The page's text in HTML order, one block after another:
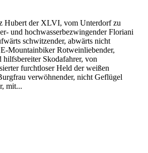
Hubert der XLVI, vom Unterdorf zu
und hochwasserbezwingender Floriani
schwitzender, abwärts nicht
Mountainbiker Rotweinliebender,
hilfsbereiter Skodafahrer, von
furchtloser Held der weißen
verwöhnender, nicht Geflügel
mit...